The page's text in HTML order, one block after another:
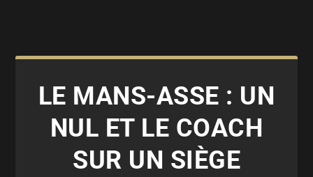
LE MANS-ASSE : UN
NUL ET LE COACH
SUR UN SIÈGE